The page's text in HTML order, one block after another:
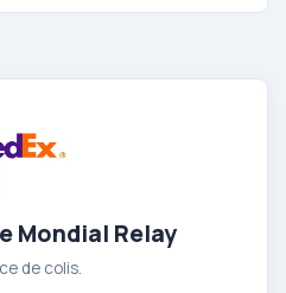
Mondial Relay
de colis.